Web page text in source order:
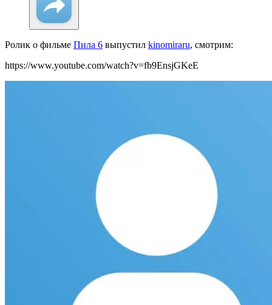
Ролик о фильме Пила 6 выпустил kinomiraru, смотрим:
https://www.youtube.com/watch?v=fb9EnsjGKeE